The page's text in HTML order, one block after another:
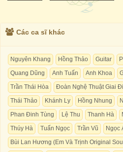
Các ca sĩ khác
Nguyên Khang Hồng Thảo Guitar
Quang Dũng
Anh Tuấn Anh Khoa
Trần Thái Hòa
Đoàn Nghệ Thuật Giai
Thái Thảo
Khánh Ly Hồng Nhung
Phan Đinh Tùng
Lệ Thu Thanh Hà
Thúy Hà
Tuấn Ngọc Trần Vũ
Ngọc
Bùi Lan Hương (Em Và Trịnh Original